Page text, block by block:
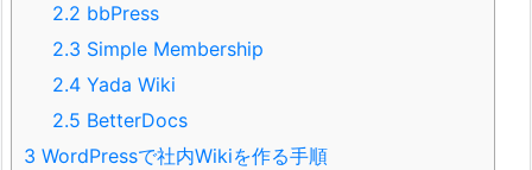
2.2 bbPress
2.3 Simple Membership
2.4 Yada Wiki
2.5 BetterDocs
3 WordPressで社内Wikiを作る手順